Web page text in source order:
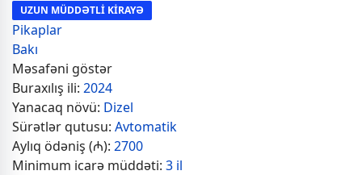
UZUN MÜDDƏTLİ KİRAYƏ
Pikaplar
Bakı
Məsafəni göstər
Buraxılış ili: 2024
Yanacaq növü: Dizel
Sürətlər qutusu: Avtomatik
Aylıq ödəniş (₼): 2700
Minimum icarə müddəti: 3 il